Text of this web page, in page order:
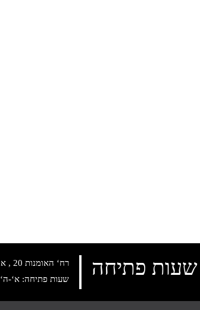
רח‘ האומנות 20 , א.ת חדש נתניה, טלפון:
שעות פתיחה: א‘-ה‘ 10:00-18:00 , שישי: 9:00-14:00
שעות פתיחה